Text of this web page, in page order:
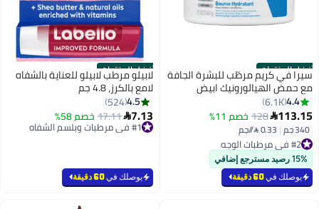
أفضل المنتجات
سيرا في كريم مرطّب للبشرة الجافة
مع حمض الهيالورونيك ابيض
340جرام4.4
6.1K
113.15
128 خصم 11%
340 جم | #2 في مرطبات الوجه
بتخلّص بسرعة
تم بيع +1200 مؤخرًا
#2 في مرطبات الوجه
15% رصيد مسترجع إضافي
يوصلك في60 دقيقة
أفضل المنتجات
لابيلو مرطب لابيلو للعناية بالشفاه
لامع بالكرز، 4.8 جم
4.5
524
7.13
17.11خصم 58% #1 في مرطبات وبلسم الشفاه
أقل سعر في 7 يوم
يوصلك في60 دقيقة